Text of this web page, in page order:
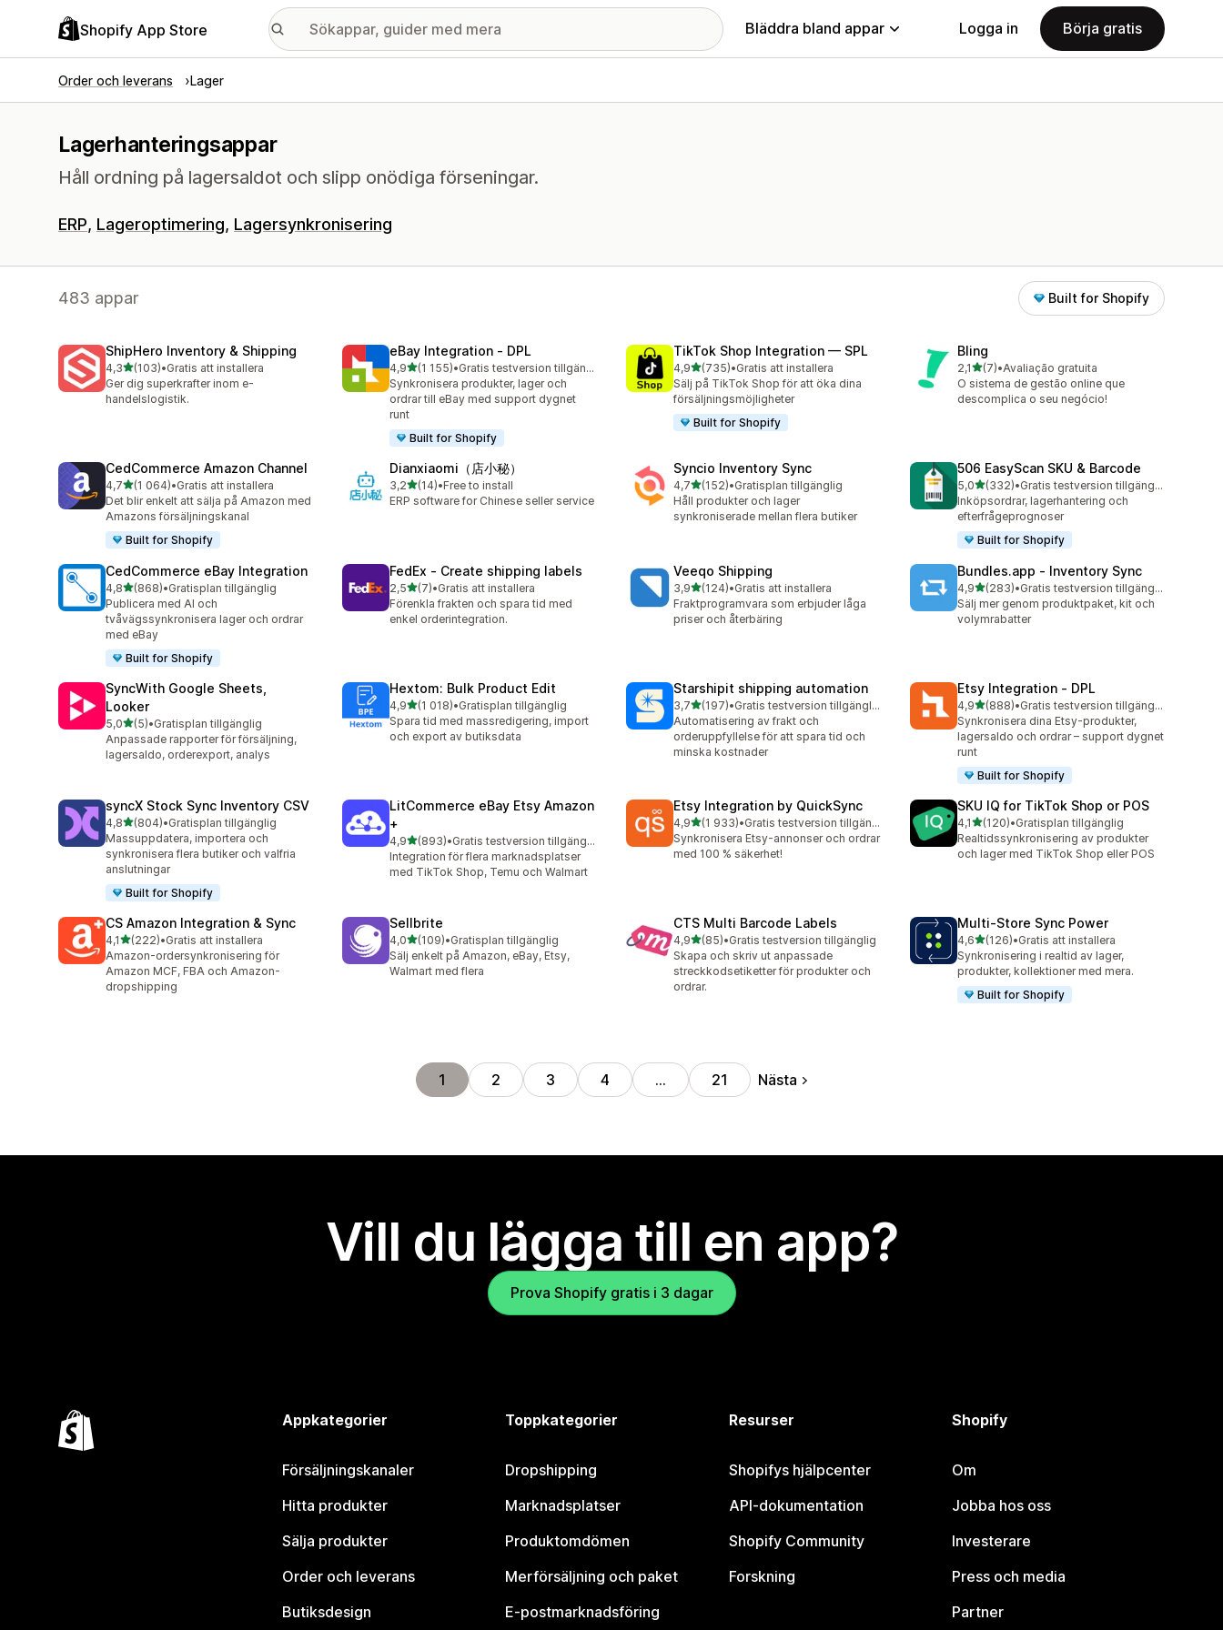
Shopify App Store Bläddra bland appar Logga in Börja gratis
Order och leverans Lager
Lagerhanteringsappar
Håll ordning på lagersaldot och slipp onödiga förseningar.
ERP Lageroptimering Lagersynkronisering
483 appar Built for Shopify
ShipHero Inventory & Shipping
4,3av 5 stjärnor
(103)
103 recensioner totalt
•Gratis att installera
Ger dig superkrafter inom e-
handelslogistik.
eBay Integration ‑ DPL
4,9av 5 stjärnor
(1 155)
1155 recensioner totalt
•
Gratis testversion tillgänglig
Synkronisera produkter, lager och
ordrar till eBay med support dygnet
runt
Built for Shopify
TikTok Shop Integration — SPL
4,9av 5 stjärnor
(735)
735 recensioner totalt
•Gratis att installera
Sälj på TikTok Shop för att öka dina
försäljningsmöjligheter
Built for Shopify
Bling
2,1av 5 stjärnor
(7)
7 recensioner totalt
•Avaliação gratuita
O sistema de gestão online que
descomplica o seu negócio!
CedCommerce Amazon Channel
4,7av 5 stjärnor
(1 064)
1064 recensioner totalt
•Gratis att installera
Det blir enkelt att sälja på Amazon med
Amazons försäljningskanal
Built for Shopify
Dianxiaomi（店小秘）
3,2av 5 stjärnor
(14)
14 recensioner totalt
•Free to install
ERP software for Chinese seller service
Syncio Inventory Sync
4,7av 5 stjärnor
(152)
152 recensioner totalt
•Gratisplan tillgänglig
Håll produkter och lager
synkroniserade mellan flera butiker
506 EasyScan SKU & Barcode
5,0av 5 stjärnor
(332)
332 recensioner totalt
•
Gratis testversion tillgänglig
Inköpsordrar, lagerhantering och
efterfrågeprognoser
Built for Shopify
CedCommerce eBay Integration
4,8av 5 stjärnor
(868)
868 recensioner totalt
•Gratisplan tillgänglig
Publicera med AI och
tvåvägssynkronisera lager och ordrar
med eBay
Built for Shopify
FedEx ‑ Create shipping labels
2,5av 5 stjärnor
(7)
7 recensioner totalt
•Gratis att installera
Förenkla frakten och spara tid med
enkel orderintegration.
Veeqo Shipping
3,9av 5 stjärnor
(124)
124 recensioner totalt
•Gratis att installera
Fraktprogramvara som erbjuder låga
priser och återbäring
Bundles.app ‑ Inventory Sync
4,9av 5 stjärnor
(283)
283 recensioner totalt
•
Gratis testversion tillgänglig
Sälj mer genom produktpaket, kit och
volymrabatter
SyncWith Google Sheets,
Looker
5,0av 5 stjärnor
(5)
5 recensioner totalt
•Gratisplan tillgänglig
Anpassade rapporter för försäljning,
lagersaldo, orderexport, analys
Hextom: Bulk Product Edit
4,9av 5 stjärnor
(1 018)
1018 recensioner totalt
•Gratisplan tillgänglig
Spara tid med massredigering, import
och export av butiksdata
Starshipit shipping automation
3,7av 5 stjärnor
(197)
197 recensioner totalt
•
Gratis testversion tillgänglig
Automatisering av frakt och
orderuppfyllelse för att spara tid och
minska kostnader
Etsy Integration ‑ DPL
4,9av 5 stjärnor
(888)
888 recensioner totalt
•
Gratis testversion tillgänglig
Synkronisera dina Etsy-produkter,
lagersaldo och ordrar – support dygnet
runt
Built for Shopify
syncX Stock Sync Inventory CSV
4,8av 5 stjärnor
(804)
804 recensioner totalt
•Gratisplan tillgänglig
Massuppdatera, importera och
synkronisera flera butiker och valfria
anslutningar
Built for Shopify
LitCommerce eBay Etsy Amazon
+
4,9av 5 stjärnor
(893)
893 recensioner totalt
•
Gratis testversion tillgänglig
Integration för flera marknadsplatser
med TikTok Shop, Temu och Walmart
Etsy Integration by QuickSync
4,9av 5 stjärnor
(1 933)
1933 recensioner totalt
•
Gratis testversion tillgänglig
Synkronisera Etsy-annonser och ordrar
med 100 % säkerhet!
SKU IQ for TikTok Shop or POS
4,1av 5 stjärnor
(120)
120 recensioner totalt
•Gratisplan tillgänglig
Realtidssynkronisering av produkter
och lager med TikTok Shop eller POS
CS Amazon Integration & Sync
4,1av 5 stjärnor
(222)
222 recensioner totalt
•Gratis att installera
Amazon-ordersynkronisering för
Amazon MCF, FBA och Amazon-
dropshipping
Sellbrite
4,0av 5 stjärnor
(109)
109 recensioner totalt
•Gratisplan tillgänglig
Sälj enkelt på Amazon, eBay, Etsy,
Walmart med flera
CTS Multi Barcode Labels
4,9av 5 stjärnor
(85)
85 recensioner totalt
•Gratis testversion tillgänglig
Skapa och skriv ut anpassade
streckkodsetiketter för produkter och
ordrar.
Multi‑Store Sync Power
4,6av 5 stjärnor
(126)
126 recensioner totalt
•Gratis att installera
Synkronisering i realtid av lager,
produkter, kollektioner med mera.
Built for Shopify
1 2 3 4 … 21 Nästa
Vill du lägga till en app?
Prova Shopify gratis i 3 dagar
Appkategorier
Försäljningskanaler
Hitta produkter
Sälja produkter
Order och leverans
Butiksdesign
Toppkategorier
Dropshipping
Marknadsplatser
Produktomdömen
Merförsäljning och paket
E-postmarknadsföring
Resurser
Shopifys hjälpcenter
API-dokumentation
Shopify Community
Forskning
Shopify
Om
Jobba hos oss
Investerare
Press och media
Partner